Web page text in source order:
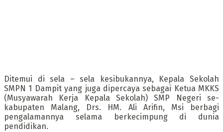
Ditemui di sela – sela kesibukannya, Kepala Sekolah
SMPN 1 Dampit yang juga dipercaya sebagai Ketua MKKS
(Musyawarah Kerja Kepala Sekolah) SMP Negeri se-
kabupaten Malang, Drs. HM. Ali Arifin, Msi berbagi
pengalamannya selama berkecimpung di dunia
pendidikan.